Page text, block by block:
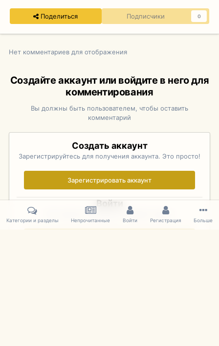
Поделиться Подписчики 0
Нет комментариев для отображения
Создайте аккаунт или войдите в него для
комментирования
Вы должны быть пользователем, чтобы оставить
комментарий
Создать аккаунт
Зарегистрируйтесь для получения аккаунта. Это просто!
Зарегистрировать аккаунт
Войти
Уже зарегистрированы? Войдите здесь.
Категории и разделы Непрочитанные Войти Регистрация Больше